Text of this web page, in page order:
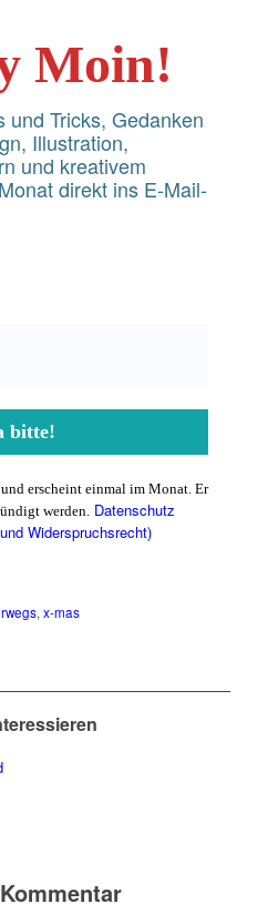
Moin!
und Tricks, Gedanken
Illustration,
und kreativem
direkt ins E-Mail-
erscheint einmal im Monat. Er
werden. Datenschutz
Widerspruchsrecht)
, x-mas